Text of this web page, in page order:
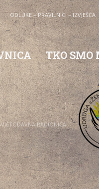
ODLUKE – PRAVILNICI – IZVJEŠĆA
TKO SMO
RADIONICA